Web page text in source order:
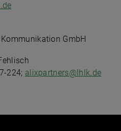
GmbH
224; alixpartners@lhlk.de